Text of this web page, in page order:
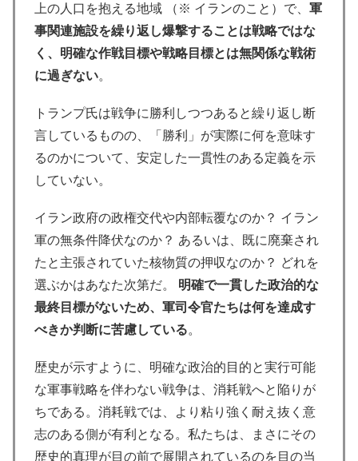
上の人口を抱える地域 （※ イランのこと）で、 軍
事関連施設を繰り返し爆撃することは戦略ではな
く、明確な作戦目標や戦略目標とは無関係な戦術
に過ぎない。
トランプ氏は戦争に勝利しつつあると繰り返し断
言しているものの、「勝利」が実際に何を意味す
るのかについて、安定した一貫性のある定義を示
していない。
イラン政府の政権交代や内部転覆なのか？ イラン
軍の無条件降伏なのか？ あるいは、既に廃棄され
たと主張されていた核物質の押収なのか？ どれを
選ぶかはあなた次第だ。 明確で一貫した政治的な
最終目標がないため、軍司令官たちは何を達成す
べきか判断に苦慮している。
歴史が示すように、明確な政治的目的と実行可能
な軍事戦略を伴わない戦争は、消耗戦へと陥りが
ちである。消耗戦では、より粘り強く耐え抜く意
志のある側が有利となる。私たちは、まさにその
歴史的真理が目の前で展開されているのを目の当